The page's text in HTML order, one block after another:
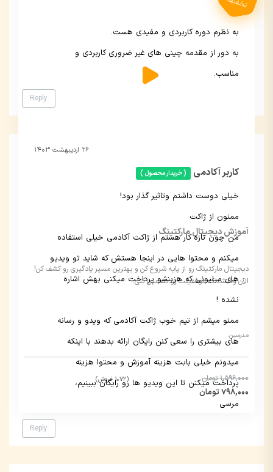
آموزش دیجیتال مارکتینگ
دیجیتال مارکتینگ رو از پایه شروع کن و بهترین مسیر یادگیری رو کشف کن!
الآن وقتشه که موفقیتت رو تضمین کنی.
مدرسین:
1,596,000 تومان
798,000 تومان
(1072 فروش)
Reply
به نظرم دوره کاربردی و مفیدی هست.
به دور از مقدمه چینی های غیر ضروری کاربردی و
مناسب.
کاربر آکادمی ( خریدار محصول )
۲۶ اردیبهشت ۱۴۰۳
Reply
خیلی دوست داشتم وتاثیر گذار بود!
ممنون از ژاکت
من چون تازه کار هستم از ژاکت آکادمی خیلی استفاده
میکنم و محتوا هایی در اینجا هستش که شاید تو ویدیو
های میلیونی که هزینشو پرداخت میکنی بهش اشاره
نشده !
ممنو میشم از تیم خوب ژاکت آکادمی که ویدو و رسانه
های بیشتری را سعی کنن رایگان ارائه بدهند با اینکه
میدونم خیلی بابت هزینه آموزش و محتوا هزینه
پرداخت میکنن تا این ویدیو ها رو رایگان ببینیم،
مرسی